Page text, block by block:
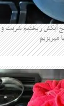
برنج آبکش ریختیم شربت و
میریزیم